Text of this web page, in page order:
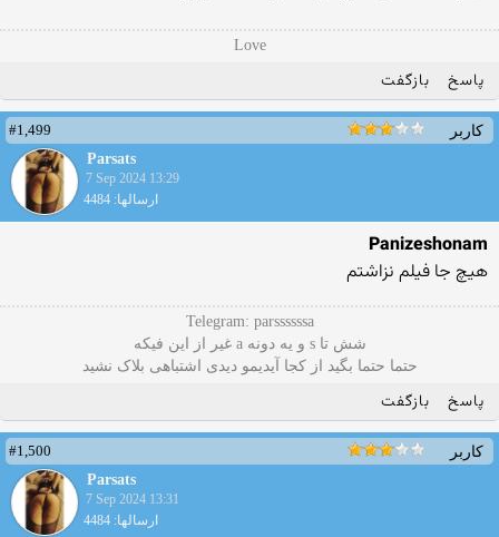
Love
پاسخ بازگفت
کاربر
#1,499
Parsats
7 Sep 2024 13:29
ارسالها: 4484
Panizeshonam
هیچ جا فیلم نزاشتم
Telegram: parssssssa
شش تا s و یه دونه a غیر از این فیکه
حتما حتما بگید از کجا آیدیمو دیدی اشتباهی بلاک نشید
پاسخ بازگفت
کاربر
#1,500
Parsats
7 Sep 2024 13:31
ارسالها: 4484